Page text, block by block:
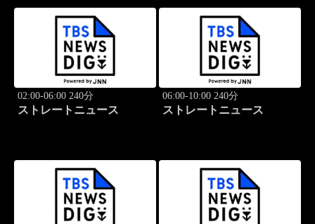
02:00-06:00 240分
ストレートニュース
06:00-10:00 240分
ストレートニュース